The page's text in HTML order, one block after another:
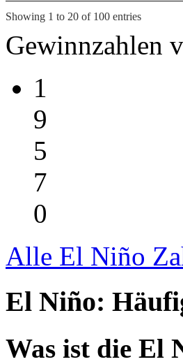
Showing 1 to 20 of 100 entries
Gewinnzahlen
1
9
5
7
0
Alle El Niño
El Niño:
Was ist die El